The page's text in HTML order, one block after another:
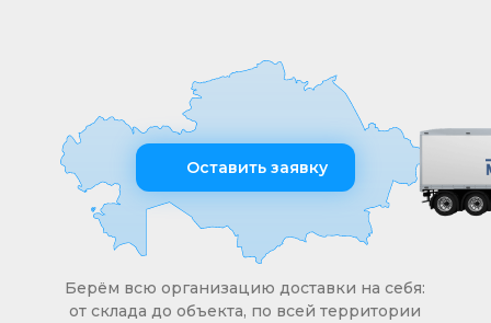
Берём всю организацию доставки на себя:
от склада до объекта, по всей территории
Оставить заявку